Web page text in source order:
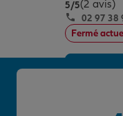
5/5Note de 5 sur 5
(2 avis)
02 97 38
Fermé